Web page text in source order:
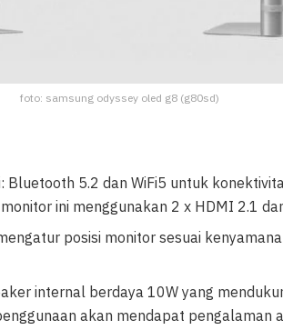
foto: samsung odyssey oled g8 (g80sd)
Bluetooth 5.2 dan WiFi5 untuk
ini menggunakan 2 x HDMI 2.1
posisi monitor sesuai
internal berdaya 10W yang
akan mendapat pengalaman